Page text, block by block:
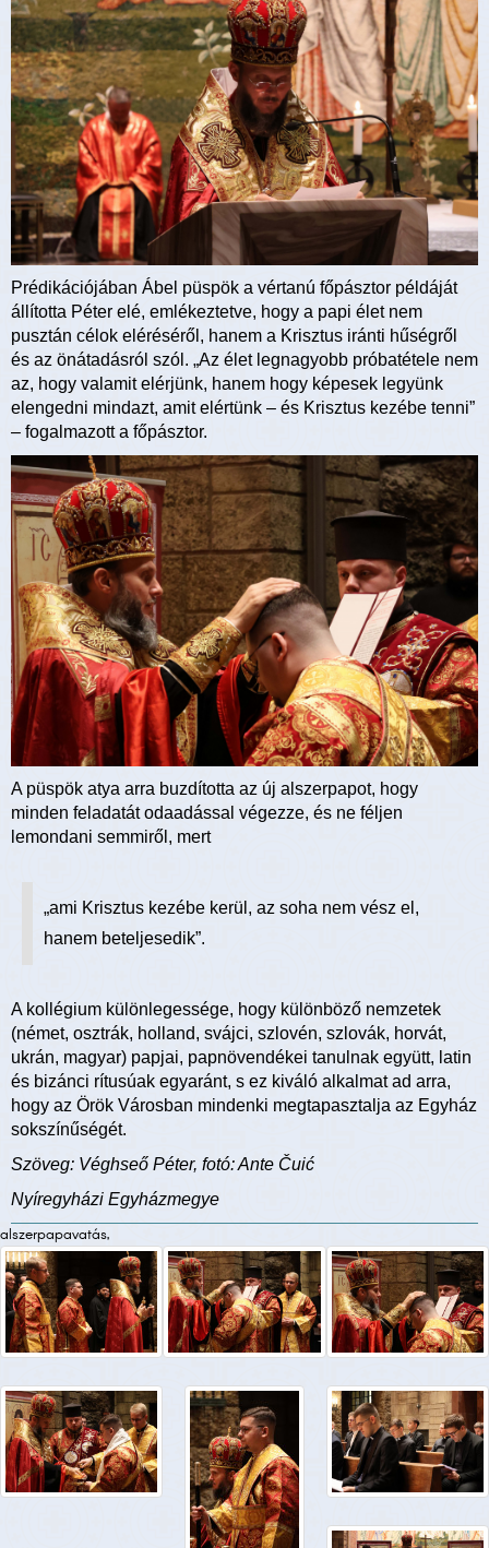
Prédikációjában Ábel püspök a vértanú főpásztor példáját
állította Péter elé, emlékeztetve, hogy a papi élet nem
pusztán célok eléréséről, hanem a Krisztus iránti hűségről
és az önátadásról szól. „Az élet legnagyobb próbatétele nem
az, hogy valamit elérjünk, hanem hogy képesek legyünk
elengedni mindazt, amit elértünk – és Krisztus kezébe tenni”
– fogalmazott a főpásztor.
A püspök atya arra buzdította az új alszerpapot, hogy
minden feladatát odaadással végezze, és ne féljen
lemondani semmiről, mert
„ami Krisztus kezébe kerül, az soha nem vész el,
hanem beteljesedik”.
A kollégium különlegessége, hogy különböző nemzetek
(német, osztrák, holland, svájci, szlovén, szlovák, horvát,
ukrán, magyar) papjai, papnövendékei tanulnak együtt, latin
és bizánci rítusúak egyaránt, s ez kiváló alkalmat ad arra,
hogy az Örök Városban mindenki megtapasztalja az Egyház
sokszínűségét.
Szöveg: Véghseő Péter, fotó: Ante Čuić
Nyíregyházi Egyházmegye
alszerpapavatás,